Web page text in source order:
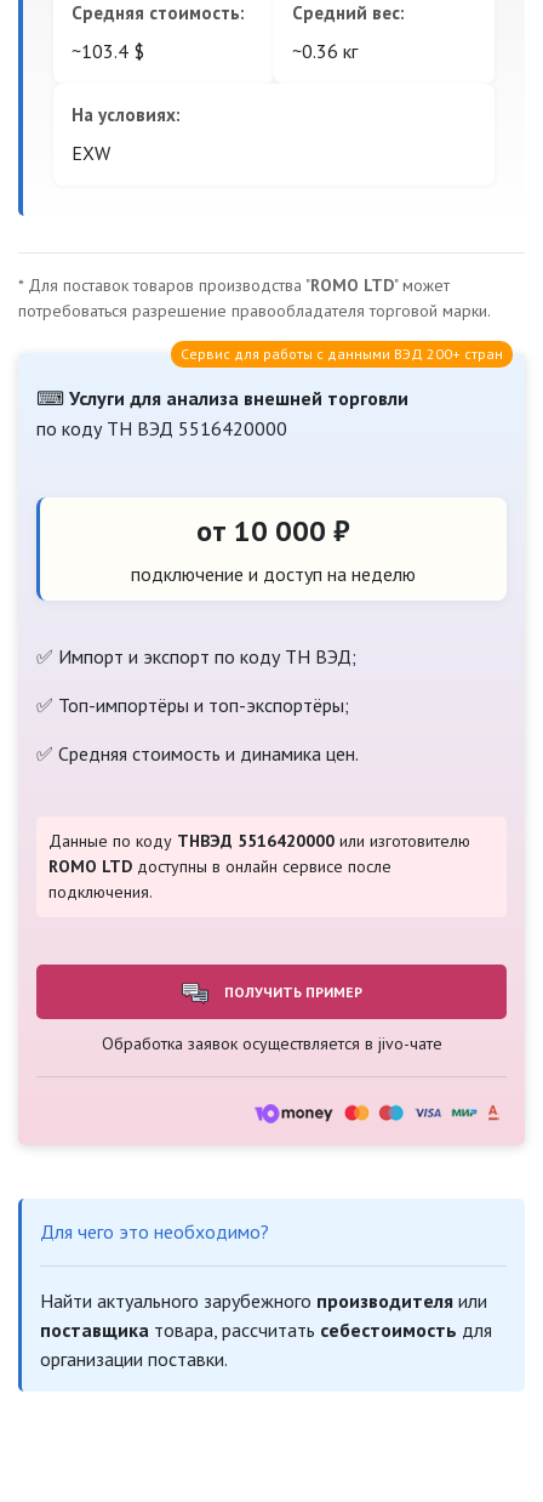
Средняя стоимость:
~103.4 $
Средний вес:
~0.36 кг
На условиях:
EXW
* Для поставок товаров производства "ROMO LTD" может
потребоваться разрешение правообладателя торговой марки.
⌨ Услуги для анализа внешней торговли
по коду ТН ВЭД 5516420000
Сервис для работы с данными ВЭД 200+ стран
от 10 000 ₽
подключение и доступ на неделю
✅ Импорт и экспорт по коду ТН ВЭД;
✅ Топ-импортёры и топ-экспортёры;
✅ Средняя стоимость и динамика цен.
Данные по коду ТНВЭД 5516420000 или изготовителю
ROMO LTD доступны в онлайн сервисе после
подключения.
ПОЛУЧИТЬ ПРИМЕР
Обработка заявок осуществляется в jivo-чате
Для чего это необходимо?
Найти актуального зарубежного производителя или
поставщика товара, рассчитать себестоимость для
организации поставки.